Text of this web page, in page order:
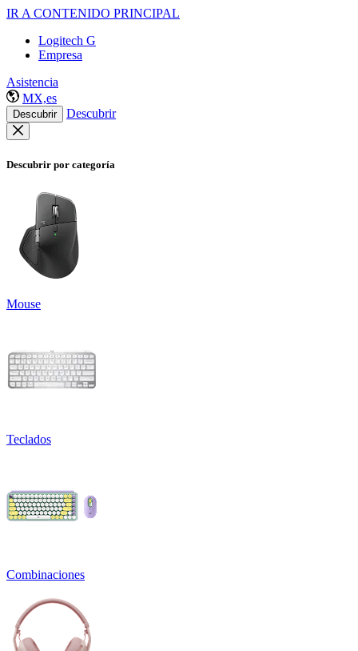
IR A CONTENIDO PRINCIPAL
Logitech G
Empresa
Asistencia
MX,es
Descubrir Descubrir
Descubrir por categoría
Mouse
Teclados
Combinaciones